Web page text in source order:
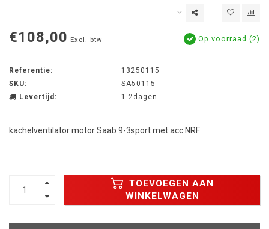
€108,00 Excl. btw Op voorraad (2)
Referentie:
13250115
SKU:
SA50115
Levertijd:
1-2dagen
kachelventilator motor Saab 9-3sport met acc NRF
TOEVOEGEN AAN
WINKELWAGEN